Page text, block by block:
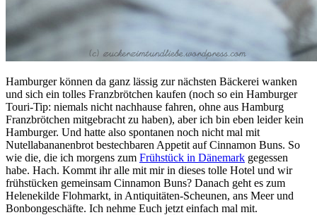
Hamburger können da ganz lässig zur nächsten Bäckerei wanken
und sich ein tolles Franzbrötchen kaufen (noch so ein Hamburger
Touri-Tip: niemals nicht nachhause fahren, ohne aus Hamburg
Franzbrötchen mitgebracht zu haben), aber ich bin eben leider kein
Hamburger. Und hatte also spontanen noch nicht mal mit
Nutellabananenbrot bestechbaren Appetit auf Cinnamon Buns. So
wie die, die ich morgens zum Frühstück in Dänemark gegessen
habe. Hach. Kommt ihr alle mit mir in dieses tolle Hotel und wir
frühstücken gemeinsam Cinnamon Buns? Danach geht es zum
Helenekilde Flohmarkt, in Antiquitäten-Scheunen, ans Meer und
Bonbongeschäfte. Ich nehme Euch jetzt einfach mal mit.